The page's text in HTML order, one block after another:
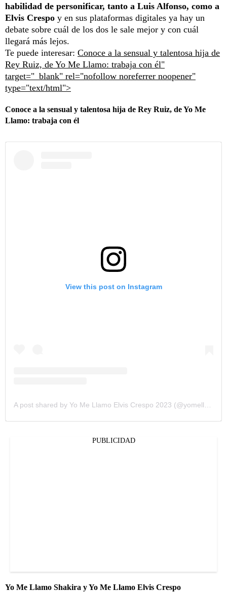
habilidad de personificar, tanto a Luis Alfonso, como a
Elvis Crespo y en sus plataformas digitales ya hay un
debate sobre cuál de los dos le sale mejor y con cuál
llegará más lejos.
Te puede interesar: Conoce a la sensual y talentosa hija de
Rey Ruiz, de Yo Me Llamo: trabaja con él"
target="_blank" rel="nofollow noreferrer noopener"
type="text/html">
Conoce a la sensual y talentosa hija de Rey Ruiz, de Yo Me
Llamo: trabaja con él
View this post on Instagram
PUBLICIDAD
Yo Me Llamo Shakira y Yo Me Llamo Elvis Crespo